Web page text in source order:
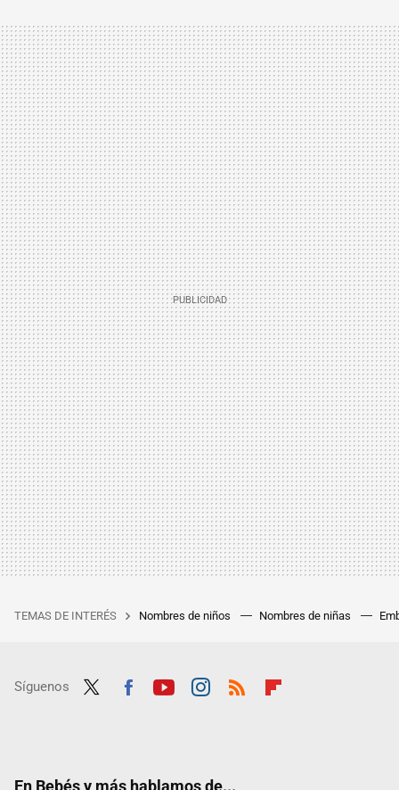
TEMAS DE INTERÉS Nombres de niños Nombres de niñas
Síguenos
En Bebés y más hablamos de...